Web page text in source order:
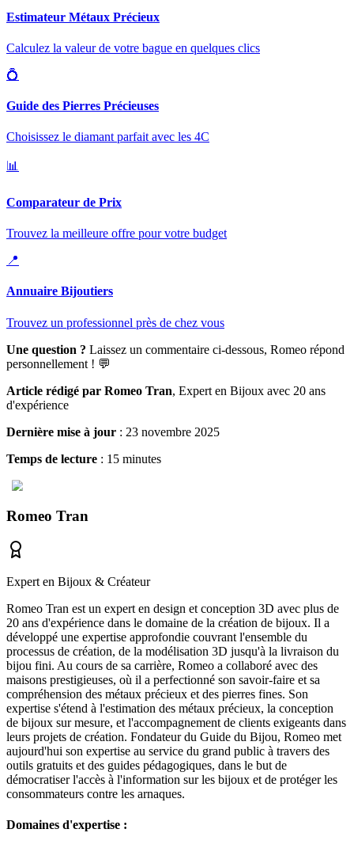
Estimateur Métaux Précieux
Calculez la valeur de votre bague en quelques clics
💍
Guide des Pierres Précieuses
Choisissez le diamant parfait avec les 4C
📊
Comparateur de Prix
Trouvez la meilleure offre pour votre budget
📍
Annuaire Bijoutiers
Trouvez un professionnel près de chez vous
Une question ? Laissez un commentaire ci-dessous, Romeo répond
personnellement ! 💬
Article rédigé par Romeo Tran, Expert en Bijoux avec 20 ans
d'expérience
Dernière mise à jour : 23 novembre 2025
Temps de lecture : 15 minutes
Romeo Tran
Expert en Bijoux & Créateur
Romeo Tran est un expert en design et conception 3D avec plus de
20 ans d'expérience dans le domaine de la création de bijoux. Il a
développé une expertise approfondie couvrant l'ensemble du
processus de création, de la modélisation 3D jusqu'à la livraison du
bijou fini. Au cours de sa carrière, Romeo a collaboré avec des
maisons prestigieuses, où il a perfectionné son savoir-faire et sa
compréhension des métaux précieux et des pierres fines. Son
expertise s'étend à l'estimation des métaux précieux, la conception
de bijoux sur mesure, et l'accompagnement de clients exigeants dans
leurs projets de création. Fondateur du Guide du Bijou, Romeo met
aujourd'hui son expertise au service du grand public à travers des
outils gratuits et des guides pédagogiques, dans le but de
démocratiser l'accès à l'information sur les bijoux et de protéger les
consommateurs contre les arnaques.
Domaines d'expertise :